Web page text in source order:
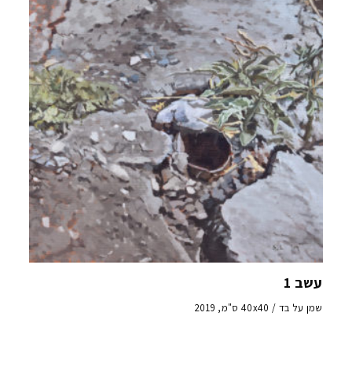
עשב 1
שמן על בד / 40x40 ס"מ, 2019